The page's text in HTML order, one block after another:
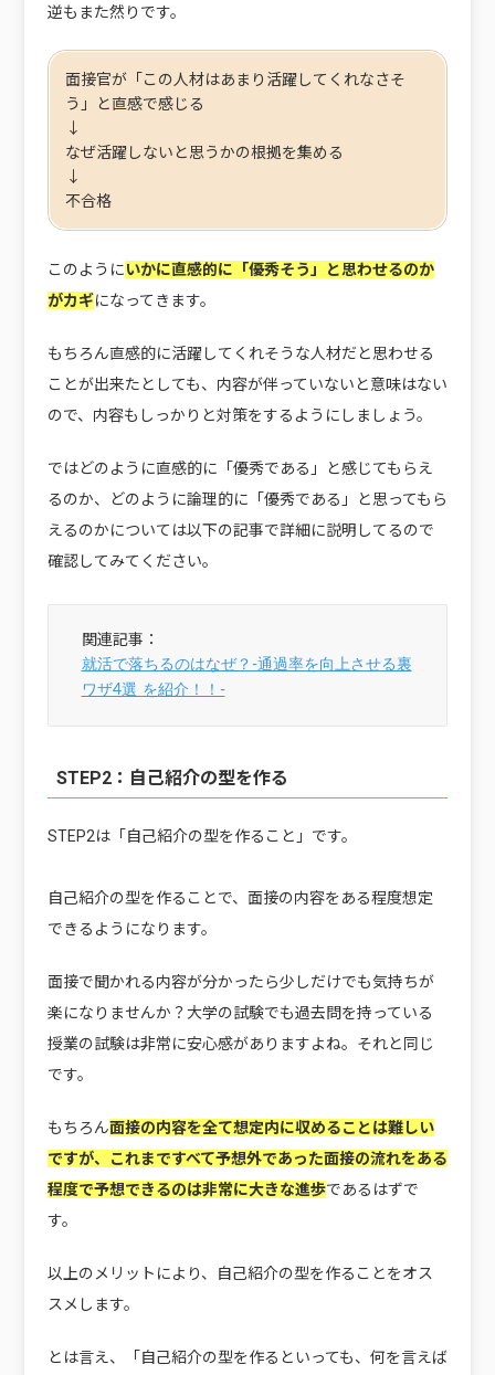
逆もまた然りです。
面接官が「この人材はあまり活躍してくれなさそ
う」と直感で感じる
↓
なぜ活躍しないと思うかの根拠を集める
↓
不合格
このようにいかに直感的に「優秀そう」と思わせるのか
がカギになってきます。
もちろん直感的に活躍してくれそうな人材だと思わせる
ことが出来たとしても、内容が伴っていないと意味はない
ので、内容もしっかりと対策をするようにしましょう。
ではどのように直感的に「優秀である」と感じてもらえ
るのか、どのように論理的に「優秀である」と思ってもら
えるのかについては以下の記事で詳細に説明してるので
確認してみてください。
就活で落ちるのはなぜ？‐通過率を向上させる裏
ワザ4選 を紹介！！‐
STEP2：自己紹介の型を作る
STEP2は「自己紹介の型を作ること」です。
自己紹介の型を作ることで、 面接の内容をある程度想定
できる ようになります。
面接で聞かれる内容が分かったら少しだけでも気持ちが
楽になりませんか？大学の試験でも過去問を持っている
授業の試験は非常に安心感がありますよね。それと同じ
です。
もちろん面接の内容を全て想定内に収めることは難しい
ですが、これまですべて予想外であった面接の流れをある
程度で予想できるのは非常に大きな進歩であるはずで
す。
以上のメリットにより、自己紹介の型を作ることをオス
スメします。
とは言え、「自己紹介の型を作るといっても、何を言えば